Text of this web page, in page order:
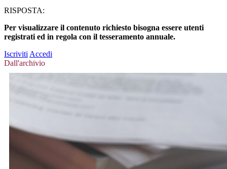
RISPOSTA:
Per visualizzare il contenuto richiesto bisogna essere utenti
registrati ed in regola con il tesseramento annuale.
Iscriviti Accedi
Dall'archivio